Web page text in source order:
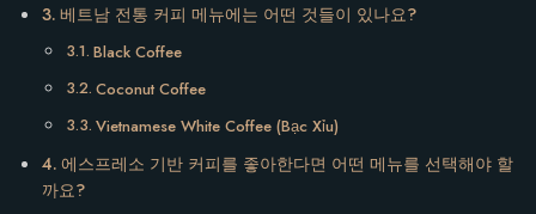
베트남 전통 커피 메뉴에는 어떤 것들이 있나요?
Black Coffee
Coconut Coffee
Vietnamese White Coffee (Bạc Xỉu)
에스프레소 기반 커피를 좋아한다면 어떤 메뉴를 선택해야 할
까요?